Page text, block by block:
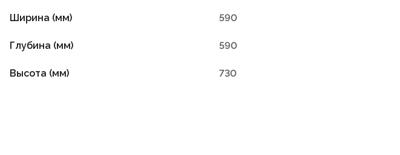
Ширина (мм) 590
Глубина (мм) 590
Высота (мм) 730